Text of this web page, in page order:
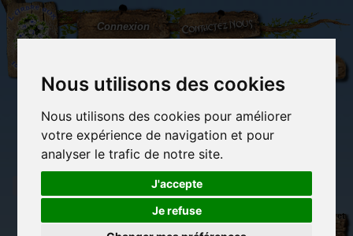
Nous utilisons des cookies
Nous utilisons des cookies pour améliorer
votre expérience de navigation et pour
analyser le trafic de notre site.
J'accepte
Je refuse
L'Arbre
aux
100.000
Connexion Contactez-nous
(vide)
imaginaires
Carterie
papeterie
originale
manuelles,
détente et jeux
Objets déco et
cadeaux